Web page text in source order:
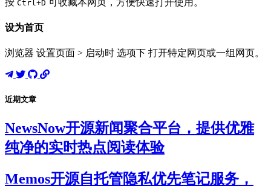
Ctrl+D
设为首页
浏览器 设置页面 > 启动时 选项下 打开特定网页或一组网页。
近期文章
NewsNow开源新闻聚合平台，提供优雅
纯净的实时热点阅读体验
Memos开源自托管隐私优先笔记服务，